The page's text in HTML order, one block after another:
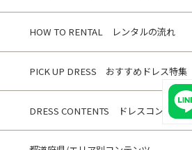
HOW TO RENTAL レンタルの流れ
PICK UP DRESS おすすめドレス特集
DRESS CONTENTS ドレスコンテンツ